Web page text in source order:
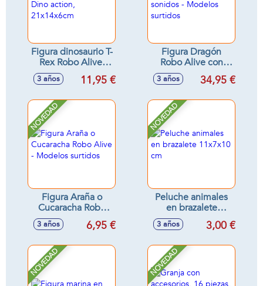
Figura dinosaurio T-
Rex Robo Alive,
Dino action,
21x14x6cm
3 años 11,95 €
Figura Dragón
Robo Alive con
sonidos - Modelos
surtidos
3 años 34,95 €
NOVEDAD
Figura Araña o
Cucaracha Robo
Alive - Modelos
surtidos
3 años 6,95 €
NOVEDAD
Peluche animales
en brazalete
11x7x10 cm
3 años 3,00 €
NOVEDAD NOVEDAD